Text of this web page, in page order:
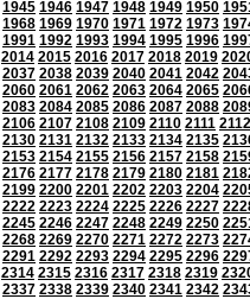
1945 1946 1947 1948 1949 1950
1968 1969 1970 1971 1972 1973
1991 1992 1993 1994 1995 1996
2014 2015 2016 2017 2018 2019
2037 2038 2039 2040 2041 2042
2060 2061 2062 2063 2064 2065
2083 2084 2085 2086 2087 2088
2106 2107 2108 2109 2110 2111 2112
2130 2131 2132 2133 2134 2135
2153 2154 2155 2156 2157 2158
2176 2177 2178 2179 2180 2181
2199 2200 2201 2202 2203 2204
2222 2223 2224 2225 2226 2227
2245 2246 2247 2248 2249 2250
2268 2269 2270 2271 2272 2273
2291 2292 2293 2294 2295 2296
2314 2315 2316 2317 2318 2319
2337 2338 2339 2340 2341 2342